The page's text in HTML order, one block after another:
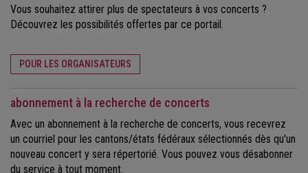
Vous souhaitez attirer plus de spectateurs à vos concerts ?
Découvrez les possibilités offertes par ce portail.
POUR LES ORGANISATEURS
abonnement à la recherche de concerts
Avec un abonnement à la recherche de concerts, vous recevrez
un courriel pour les cantons/états fédéraux sélectionnés dès qu'un
nouveau concert y sera répertorié. Vous pouvez vous désabonner
du service à tout moment.